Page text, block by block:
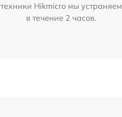
техники Hikmicro мы устраняем
в течение 2 часов.